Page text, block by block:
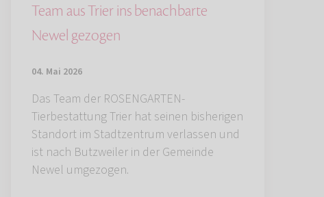
Team aus Trier ins benachbarte
Newel gezogen
04. Mai 2026
Das Team der ROSENGARTEN-
Tierbestattung Trier hat seinen bisherigen
Standort im Stadtzentrum verlassen und
ist nach Butzweiler in der Gemeinde
Newel umgezogen.